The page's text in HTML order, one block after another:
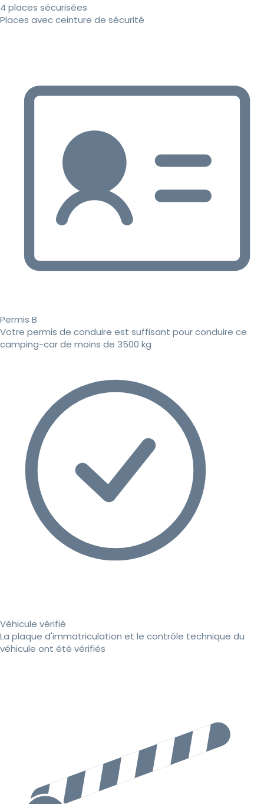
4 places sécurisées
Places avec ceinture de sécurité
Permis B
Votre permis de conduire est suffisant pour conduire ce
camping-car de moins de 3500 kg
Véhicule vérifié
La plaque d'immatriculation et le contrôle technique du
véhicule ont été vérifiés